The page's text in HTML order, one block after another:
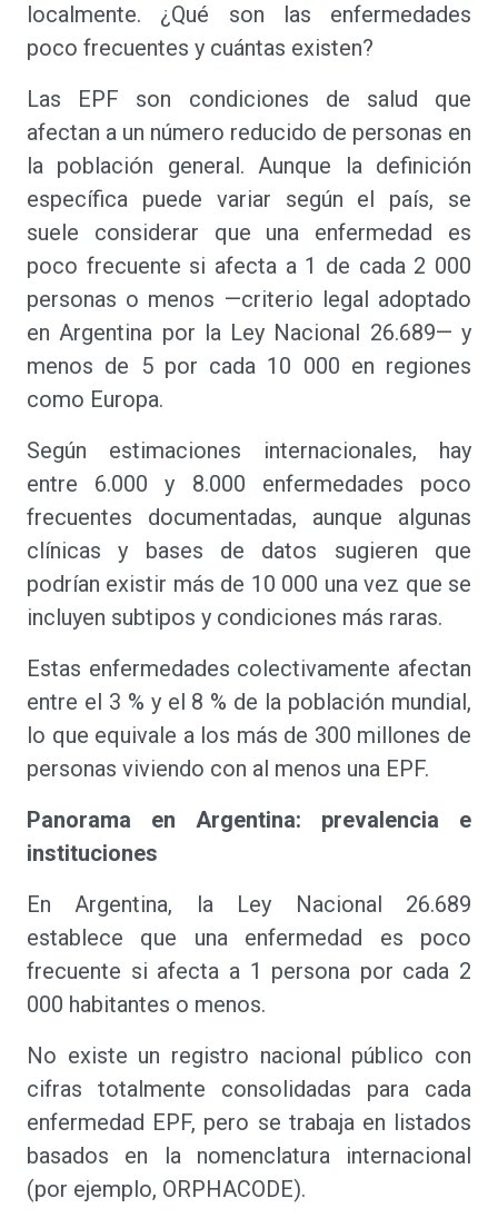
localmente. ¿Qué son las enfermedades
poco frecuentes y cuántas existen?
Las EPF son condiciones de salud que
afectan a un número reducido de personas en
la población general. Aunque la definición
específica puede variar según el país, se
suele considerar que una enfermedad es
poco frecuente si afecta a 1 de cada 2 000
personas o menos —criterio legal adoptado
en Argentina por la Ley Nacional 26.689— y
menos de 5 por cada 10 000 en regiones
como Europa.
Según estimaciones internacionales, hay
entre 6.000 y 8.000 enfermedades poco
frecuentes documentadas, aunque algunas
clínicas y bases de datos sugieren que
podrían existir más de 10 000 una vez que se
incluyen subtipos y condiciones más raras.
Estas enfermedades colectivamente afectan
entre el 3 % y el 8 % de la población mundial,
lo que equivale a los más de 300 millones de
personas viviendo con al menos una EPF.
Panorama en Argentina: prevalencia e
instituciones
En Argentina, la Ley Nacional 26.689
establece que una enfermedad es poco
frecuente si afecta a 1 persona por cada 2
000 habitantes o menos.
No existe un registro nacional público con
cifras totalmente consolidadas para cada
enfermedad EPF, pero se trabaja en listados
basados en la nomenclatura internacional
(por ejemplo, ORPHACODE).